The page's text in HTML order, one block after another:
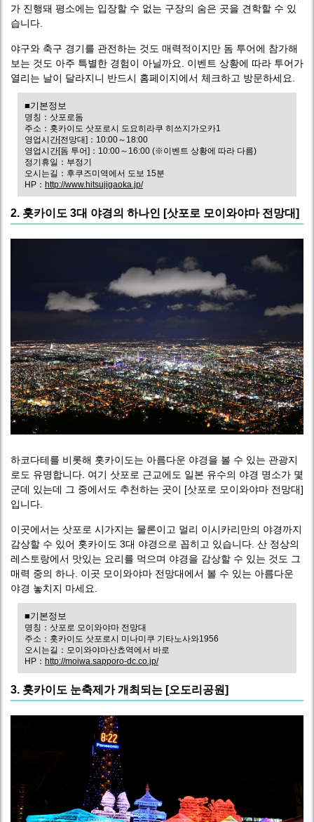
가 진행돼 평소에는 입장할 수 없는 구장의 숨은 곳을 견학할 수 있
습니다.
야구와 축구 경기를 관전하는 것도 매력적이지만 돔 투어에 참가해
보는 것도 아주 특별한 경험이 아닐까요. 이벤트 상황에 따라 투어가
열리는 날이 달라지니 반드시 홈페이지에서 체크하고 방문하세요.
■기본정보
명칭：삿포로돔
주소：홋카이도 삿포로시 도요히라쿠 히쓰지가오카1
영업시간[전망대]：10:00～18:00
영업시간[돔 투어]：10:00～16:00 (※이벤트 상황에 따라 다름)
정기휴일：부정기
오시는길：후쿠즈미역에서 도보 15분
HP： http://www.hitsujigaoka.jp/
2. 홋카이도 3대 야경의 하나인 [삿포로 모이와야마 전망대]
하코다테를 비롯해 홋카이도는 아름다운 야경을 볼 수 있는 관광지
로도 유명합니다. 여기 삿포로 근교에도 일본 유수의 야경 명소가 몇
군데 있는데 그 중에서도 추천하는 곳이 [삿포로 모이와야마 전망대]
입니다.
이곳에서는 삿포로 시가지는 물론이고 멀리 이시카리만의 야경까지
감상할 수 있어 홋카이도 3대 야경으로 꼽히고 있습니다. 산 정상의
레스토랑에서 맛있는 요리를 먹으며 야경을 감상할 수 있는 것도 그
매력 중의 하나. 이곳 모이와야마 전망대에서 볼 수 있는 아름다운
야경 놓치지 마세요.
■기본정보
명칭：삿포로 모이와야마 전망대
주소：홋카이도 삿포로시 미나미쿠 기타노사와1956
오시는길：모이와야마산쵸역에서 바로
HP： http://moiwa.sapporo-dc.co.jp/
3. 홋카이도 눈축제가 개최되는 [오도리공원]